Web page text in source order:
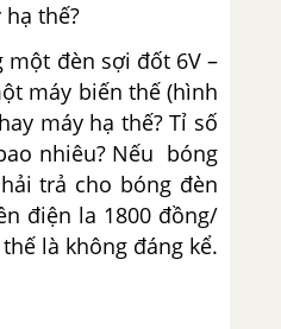
thế?
đèn sợi đốt 6V –
máy biến thế (hình
máy hạ thế? Tỉ số
nhiêu? Nếu bóng
trả cho bóng đèn
điện la 1800 đồng/
là không đáng kể.